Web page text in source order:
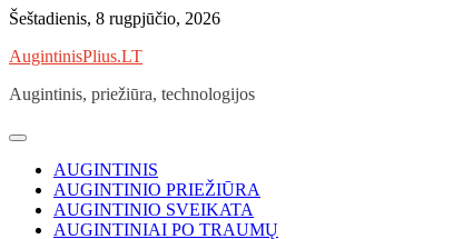
Skip
content
Šeštadienis, 8 rugpjūčio, 2026
AugintinisPlius.LT
Augintinis, priežiūra, technologijos
AUGINTINIS
AUGINTINIO PRIEŽIŪRA
AUGINTINIO SVEIKATA
AUGINTINIAI PO TRAUMŲ